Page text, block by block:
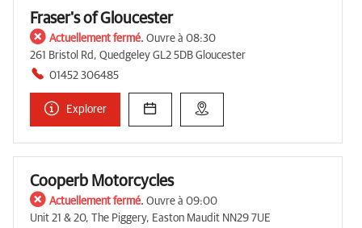
Fraser's of Gloucester
Actuellement fermé. Ouvre à 08:30
261 Bristol Rd, Quedgeley GL2 5DB Gloucester
01452 306485
Explorer
Cooperb Motorcycles
Actuellement fermé. Ouvre à 09:00
Unit 21 & 20, The Piggery, Easton Maudit NN29 7UE